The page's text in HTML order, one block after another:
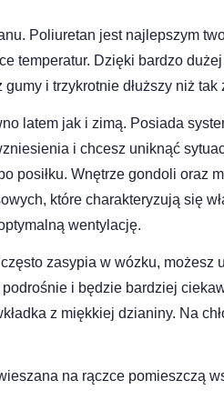
Poliuretan jest najlepszym
temperatur. Dzięki bardzo
i trzykrotnie dłuższy niż
latem jak i zimą. Posiada
i chcesz uniknąć
posiłku. Wnętrze gondoli oraz
które charakteryzują się
wentylację.
zasypia w wózku, możesz
i będzie bardziej
z miękkiej dzianiny. Na
na rączce pomieszczą